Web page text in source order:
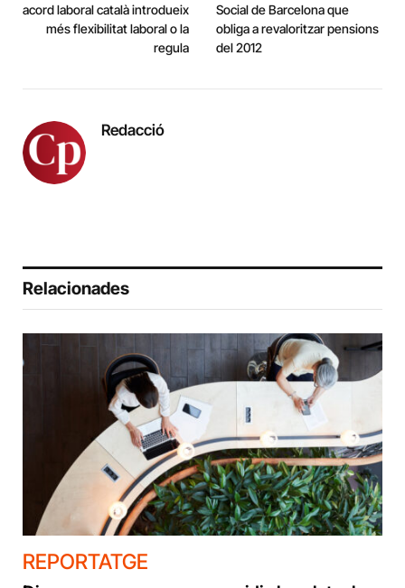
acord laboral català introdueix
més flexibilitat laboral o la
regula
Social de Barcelona que
obliga a revaloritzar pensions
del 2012
Redacció
Relacionades
REPORTATGE